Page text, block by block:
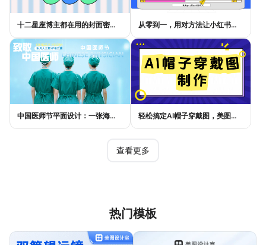
十二星座博主都在用的封面密码，星座小红书封面标题这样写才吸睛 从零到一，用对方法让小红书种草笔记的流量自己找上门
中国医师节平面设计：一张海报如何讲好白衣故事 轻松搞定AI帽子穿戴图，美图设计室电商主图教程
查看更多
热门模板